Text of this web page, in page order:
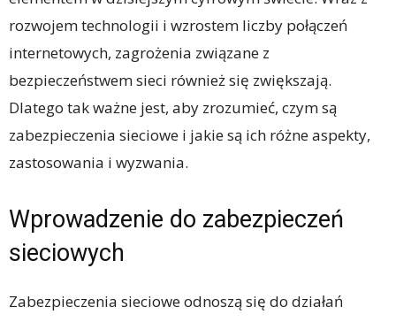
rozwojem technologii i wzrostem liczby połączeń
internetowych, zagrożenia związane z
bezpieczeństwem sieci również się zwiększają.
Dlatego tak ważne jest, aby zrozumieć, czym są
zabezpieczenia sieciowe i jakie są ich różne aspekty,
zastosowania i wyzwania.
Wprowadzenie do zabezpieczeń
sieciowych
Zabezpieczenia sieciowe odnoszą się do działań